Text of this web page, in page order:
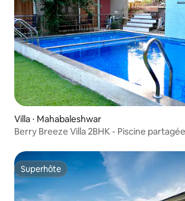
Villa ⋅ Mahabaleshwar
Berry Breeze Villa 2BHK - Piscine
Superhôte
Superhôte